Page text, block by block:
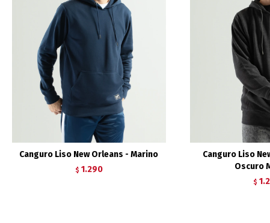
Canguro Liso New Orleans - Marino
$ 1.290
Canguro Liso
Oscuro
$